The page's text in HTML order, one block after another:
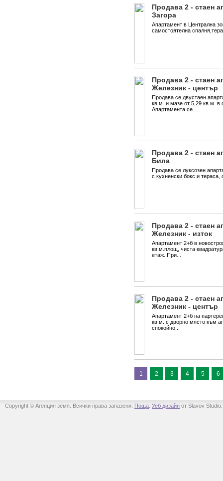
Продава 2 - стаен
Загора
Апартамент в Централна
самостоятелна
Продава 2 - стаен
Железник - център
Продава се двустаен
кв.м. и мазе от 5,29 кв.м. в
Апартамента се...
Продава 2 - стаен
Била
Продава се луксозен
с кухненски бокс и тераса,
Продава 2 - стаен
Железник - изток
Апартамент 2+б в
кв.м.площ, чиста
етаж. При...
Продава 2 - стаен
Железник - център
Апартамент 2+б на
кв.м. с дворно място към
спокойно...
1 2 3 4 5 6
Copyright © Агенция земя. Всички права запазени. Поща Уеб дизайн от Slavov Studio.